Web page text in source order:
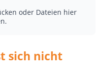
oder Dateien hier
sich nicht